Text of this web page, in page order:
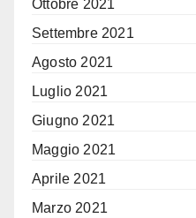
Ottobre 2021
Settembre 2021
Agosto 2021
Luglio 2021
Giugno 2021
Maggio 2021
Aprile 2021
Marzo 2021